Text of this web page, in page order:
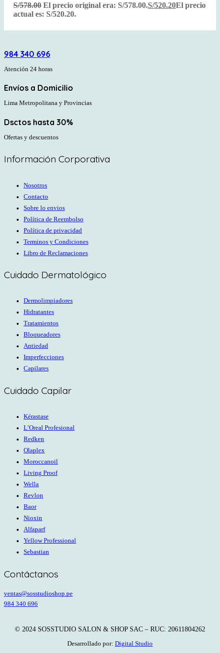
S/578.00 El precio original era: S/578.00.S/520.20El precio
actual es: S/520.20.
984 340 696
Atención 24 horas
Envíos a Domicilio
Lima Metropolitana y Provincias
Dsctos hasta 30%
Ofertas y descuentos
Información Corporativa
Nosotros
Contacto
Sobre lo envios
Política de Reembolso
Política de privacidad
Terminos y Condiciones
Libro de Reclamaciones
Cuidado Dermatológico
Dermolimpiadores
Hidratantes
Tratamientos
Bloqueadores
Antiedad
Imperfecciones
Capilares
Cuidado Capilar
Kérastase
L’Oreal Profesional
Redken
Olaplex
Moroccanoil
Living Proof
Wella
Revlon
Baor
Nioxin
Alfaparf
Yellow Professional
Sebastian
Contáctanos
ventas@sosstudioshop.pe
984 340 696
© 2024 SOSSTUDIO SALON & SHOP SAC – RUC: 20611804262
Desarrollado por: Digital Studio